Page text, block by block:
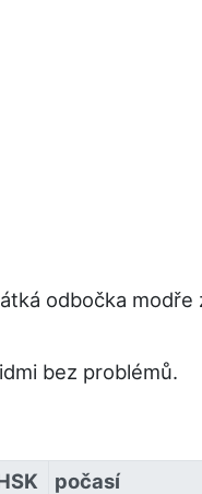
odbočka
bez problémů.
počasí